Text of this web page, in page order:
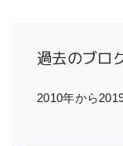
過去のブロ
2010年から